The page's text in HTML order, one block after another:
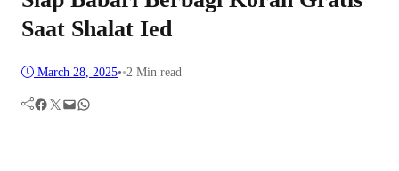
Saat Shalat Ied
March 28, 2025••2 Min read
Facebook Twitter Mail WhatsApp